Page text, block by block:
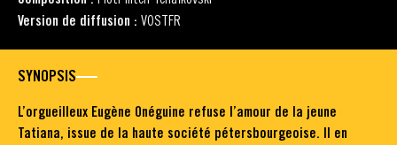
Version de diffusion : VOSTFR
SYNOPSIS
L’orgueilleux Eugène Onéguine refuse l’amour de la jeune
Tatiana, issue de la haute société pétersbourgeoise. Il en